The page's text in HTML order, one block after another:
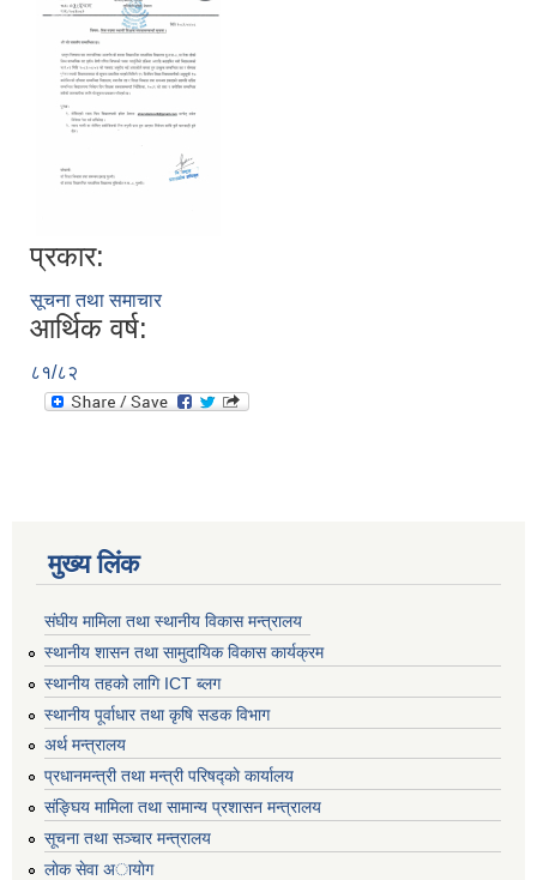
प्रकार:
सूचना तथा समाचार
आर्थिक वर्ष:
८१/८२
मुख्य लिंक
संघीय मामिला तथा स्थानीय विकास मन्त्रालय
स्थानीय शासन तथा सामुदायिक विकास कार्यक्रम
स्थानीय तहको लागि ICT ब्लग
स्थानीय पूर्वाधार तथा कृषि सडक विभाग
अर्थ मन्त्रालय
प्रधानमन्त्री तथा मन्त्री परिषद्काे कार्यालय
संङ्घिय मामिला तथा सामान्य प्रशासन मन्त्रालय
सूचना तथा सञ्चार मन्त्रालय
लाेक सेवा अायाेग